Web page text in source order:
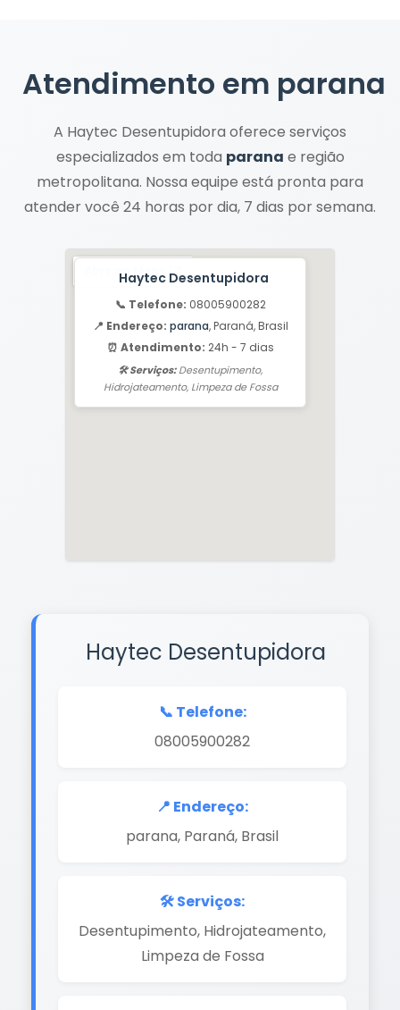
Atendimento em parana
A Haytec Desentupidora oferece serviços
especializados em toda parana e região
metropolitana. Nossa equipe está pronta para
atender você 24 horas por dia, 7 dias por semana.
Haytec Desentupidora
📞 Telefone: 08005900282
📍 Endereço: parana, Paraná, Brasil
⏰ Atendimento: 24h - 7 dias
🛠️ Serviços:Desentupimento,
Hidrojateamento, Limpeza de Fossa
Haytec Desentupidora
📞 Telefone:
08005900282
📍 Endereço:
parana, Paraná, Brasil
🛠️ Serviços:
Desentupimento, Hidrojateamento,
Limpeza de Fossa